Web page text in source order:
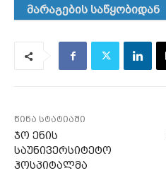
მარაგების საწყობიდან
წინა სტატიაში
ჯო ენის
საუნივერსიტეტო
ჰოსპიტალმა